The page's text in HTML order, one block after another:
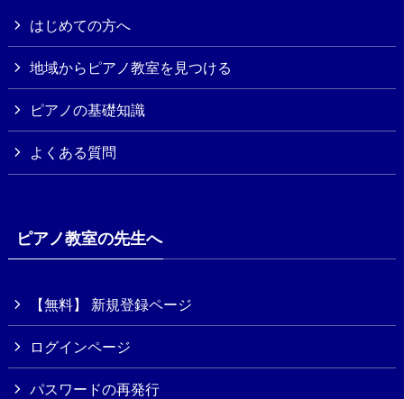
はじめての方へ
地域からピアノ教室を見つける
ピアノの基礎知識
よくある質問
ピアノ教室の先生へ
【無料】 新規登録ページ
ログインページ
パスワードの再発行